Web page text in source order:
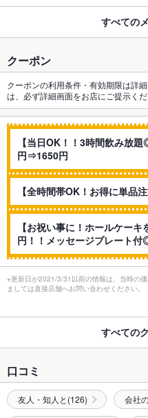
すべての
クーポン
クーポンの利用条件・有効期限は詳
は、必ず詳細画面をお店にご提示くだ
【当日OK！！3時間飲み放
円⇒1650円
【全時間帯OK！お得に単品
【お祝い事に！ホールケー
円！！メッセージプレート
※更新日が2021/3/31以前の情報は、当時の
ましては直接店舗へお問い合わせください。
すべての
口コミ
友人・知人と(126) 会社